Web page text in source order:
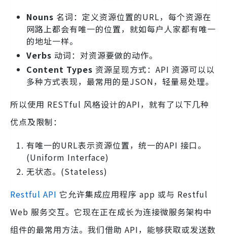
Nouns 名词：定义资源位置的URL，每个资源在
网路上都会有唯一的位置，就如每户人家都有唯一
的地址一样。
Verbs 动词：对资源要做的动作。
Content Types 资源呈现方式：API 资源可以以
多种方式表现，最常用的是JSON，轻量易​处理。
所以使用 RESTful 风格设计的API，就有了以下几种
优点及限制：
有唯一的URL表示资源位置，统一的API 接口。
(Uniform Interface)
无状态。(Stateless)
Restful API 它允许集成应用程序 app ​或与 Restful
Web 服务交互。它现在正在成长为连接微服务架构中
组件的最常用方法。我们借助 API，能够获取或发送数